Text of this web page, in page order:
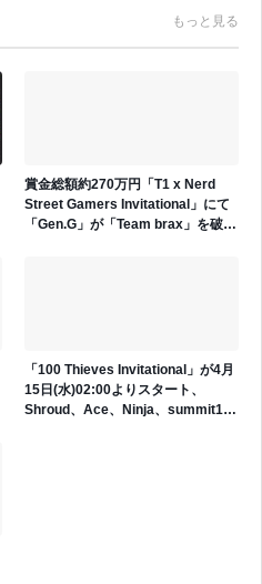
もっと見る
賞金総額約270万円「T1 x Nerd
Street Gamers Invitational」にて
「Gen.G」が「Team brax」を破り
「100 Thieves Invitational」が4月
15日(水)02:00よりスタート、
Shroud、Ace、Ninja、summit1g